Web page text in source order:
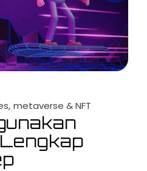
metaverse & NFT